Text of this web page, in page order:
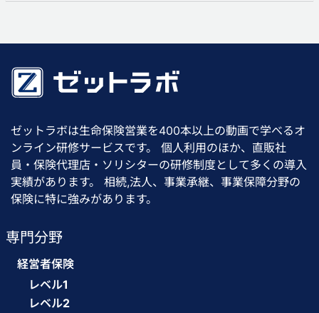
ゼットラボは生命保険営業を400本以上の動画で学べるオ
ンライン研修サービスです。 個人利用のほか、直販社
員・保険代理店・ソリシターの研修制度として多くの導入
実績があります。 相続,法人、事業承継、事業保障分野の
保険に特に強みがあります。
専門分野
経営者保険
レベル1
レベル2